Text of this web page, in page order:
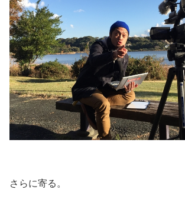
さらに寄る。